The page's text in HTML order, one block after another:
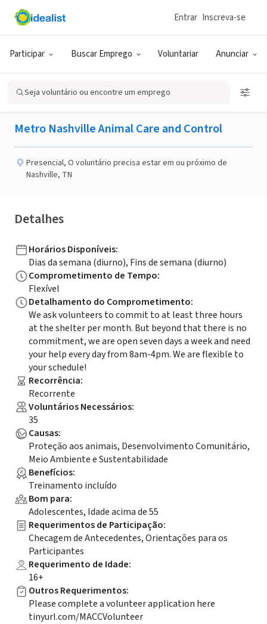
Participar Buscar Emprego Voluntariar Anunciar
Entrar Inscreva-se
Seja voluntário ou encontre um emprego
GOVERNO (SETOR PÚBLICO)
Publicado há 3 meses
Be a Canine Companion
Metro Nashville Animal Care and Control
Presencial, O voluntário precisa estar em ou próximo de
Nashville, TN
Detalhes
Horários Disponíveis:
Dias da semana (diurno), Fins de semana (diurno)
Comprometimento de Tempo:
Flexível
Detalhamento do Comprometimento:
We ask volunteers to commit to at least three hours
at the shelter per month. But beyond that there is no
commitment, we are open seven days a week and need
your help every day from 8am-4pm. We are flexible to
your schedule!
Recorrência:
Recorrente
Voluntários Necessários:
35
Causas:
Proteção aos animais, Desenvolvimento Comunitário,
Meio Ambiente e Sustentabilidade
Benefícios:
Treinamento incluído
Bom para:
Adolescentes, Idade acima de 55
Requerimentos de Participação:
Checagem de Antecedentes, Orientações para os
Participantes
Requerimento de Idade:
16+
Outros Requerimentos:
Please complete a volunteer application here
tinyurl.com/MACCVolunteer